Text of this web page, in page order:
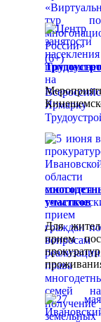
участков
Для
прием